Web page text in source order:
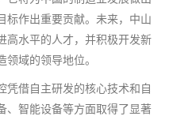
标作出重要贡献。未来，中山
高水平的人才，并积极开发新
域的领导地位。
凭借自主研发的核心技术和自
、智能设备等方面取得了显著